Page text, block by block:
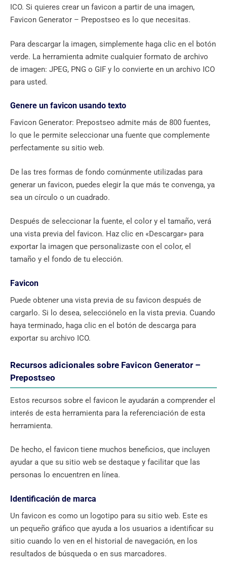
ICO. Si quieres crear un favicon a partir de una imagen,
Favicon Generator – Prepostseo es lo que necesitas.
Para descargar la imagen, simplemente haga clic en el botón
verde. La herramienta admite cualquier formato de archivo
de imagen: JPEG, PNG o GIF y lo convierte en un archivo ICO
para usted.
Genere un favicon usando texto
Favicon Generator: Prepostseo admite más de 800 fuentes,
lo que le permite seleccionar una fuente que complemente
perfectamente su sitio web.
De las tres formas de fondo comúnmente utilizadas para
generar un favicon, puedes elegir la que más te convenga, ya
sea un círculo o un cuadrado.
Después de seleccionar la fuente, el color y el tamaño, verá
una vista previa del favicon. Haz clic en «Descargar» para
exportar la imagen que personalizaste con el color, el
tamaño y el fondo de tu elección.
Favicon
Puede obtener una vista previa de su favicon después de
cargarlo. Si lo desea, selecciónelo en la vista previa. Cuando
haya terminado, haga clic en el botón de descarga para
exportar su archivo ICO.
Recursos adicionales sobre Favicon Generator –
Prepostseo
Estos recursos sobre el favicon le ayudarán a comprender el
interés de esta herramienta para la referenciación de esta
herramienta.
De hecho, el favicon tiene muchos beneficios, que incluyen
ayudar a que su sitio web se destaque y facilitar que las
personas lo encuentren en línea.
Identificación de marca
Un favicon es como un logotipo para su sitio web. Este es
un pequeño gráfico que ayuda a los usuarios a identificar su
sitio cuando lo ven en el historial de navegación, en los
resultados de búsqueda o en sus marcadores.